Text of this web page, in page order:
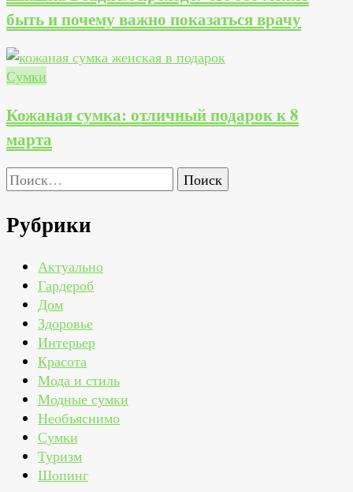
быть и почему важно показаться врачу
Сумки
Кожаная сумка: отличный подарок к 8
марта
Найти:
Рубрики
Актуально
Гардероб
Дом
Здоровье
Интерьер
Красота
Мода и стиль
Модные сумки
Необъяснимо
Сумки
Туризм
Шопинг